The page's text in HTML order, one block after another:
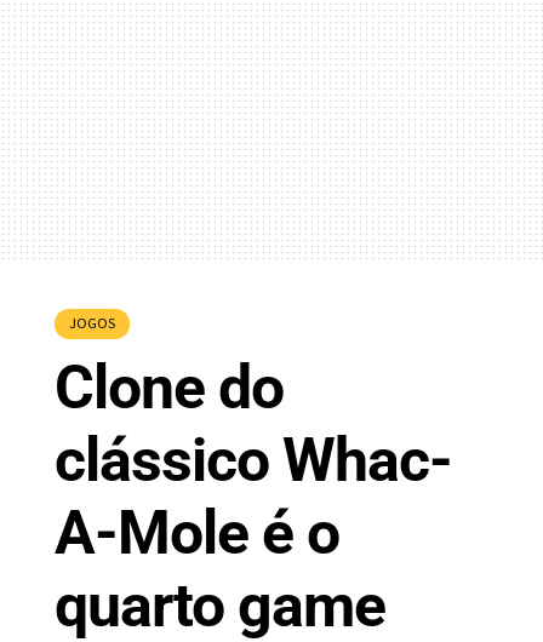
JOGOS
Clone do
clássico Whac-
A-Mole é o
quarto game